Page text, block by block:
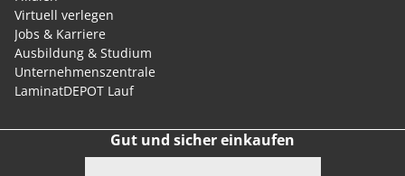
Virtuell verlegen
Jobs & Karriere
Ausbildung & Studium
Unternehmenszentrale
LaminatDEPOT Lauf
Gut und sicher einkaufen